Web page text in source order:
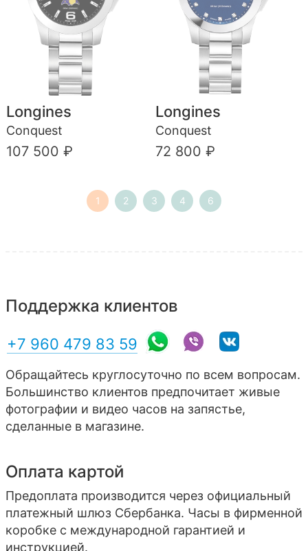
Longines
Conquest
107 500 ₽
Longines
Conquest
72 800 ₽
1 2 3 4 6
Поддержка клиентов
+7 960 479 83 59
Обращайтесь круглосуточно по всем вопросам.
Большинство клиентов предпочитает живые
фотографии и видео часов на запястье,
сделанные в магазине.
Оплата картой
Предоплата производится через официальный
платежный шлюз Сбербанка. Часы в фирменной
коробке с международной гарантией и
инструкцией.